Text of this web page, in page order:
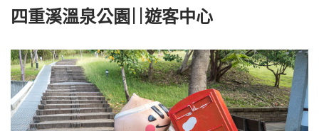
四重溪溫泉公園||遊客中心